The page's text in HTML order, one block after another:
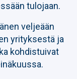
tulojaan.
veljeään
yrityksestä ja
kohdistuivat